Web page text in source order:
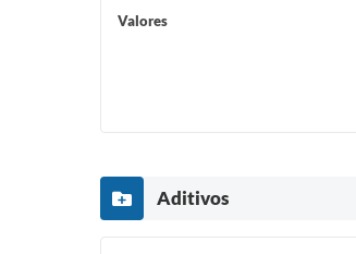
Valores
Aditivos